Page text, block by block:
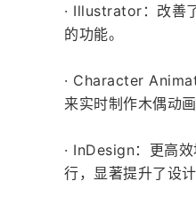
· Illustrator：改善
的功能。
· Character
来实时制作木偶动
· InDesign：更高
行，显著提升了设计